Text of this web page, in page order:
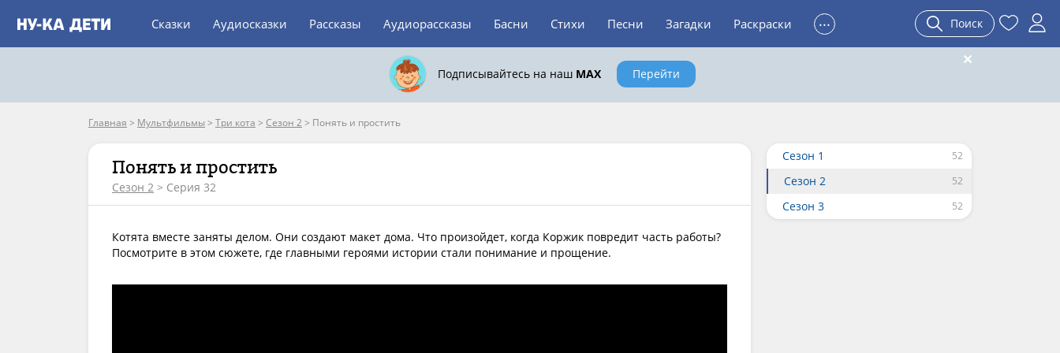
Сказки Аудиосказки Рассказы Аудиорассказы Басни Стихи Песни Загадки Раскраски ... Поиск
Подписывайтесь на наш MAX Перейти
Главная > Мультфильмы > Три кота > Сезон 2 > Понять и простить
Понять и простить
Сезон 2 > Серия 32
Котята вместе заняты делом. Они создают макет дома. Что произойдет, когда Коржик повредит часть работы?
Посмотрите в этом сюжете, где главными героями истории стали понимание и прощение.
Сезон 1
Сезон 2
Сезон 3